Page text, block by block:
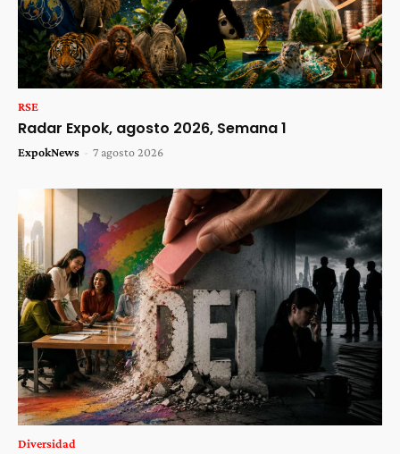
RSE
Radar Expok, agosto 2026, Semana 1
ExpokNews - 7 agosto 2026
Diversidad